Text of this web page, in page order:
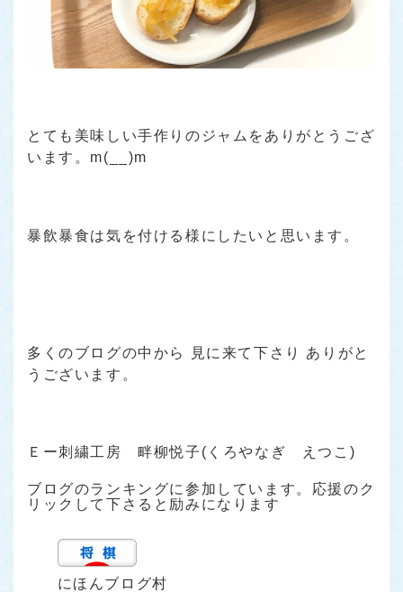
とても美味しい手作りのジャムをありがとうござ
います。m(__)m
暴飲暴食は気を付ける様にしたいと思います。
多くのブログの中から 見に来て下さり ありがと
うございます。
Ｅー刺繍工房 畔柳悦子(くろやなぎ えつこ)
ブログのランキングに参加しています。応援のク
リックして下さると励みになります
にほんブログ村